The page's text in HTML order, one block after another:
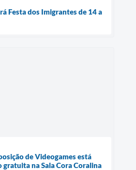
Festa dos Imigrantes de 14 a
de Videogames está
gratuita na Sala Cora Coralina